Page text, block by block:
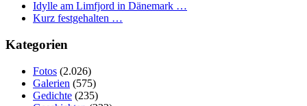
Idylle am Limfjord in Dänemark …
Kurz festgehalten …
Kategorien
Fotos (2.026)
Galerien (575)
Gedichte (235)